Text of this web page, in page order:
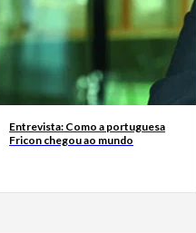
Entrevista: Como a portuguesa
Fricon chegou ao mundo